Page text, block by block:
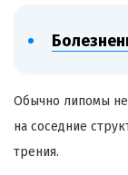
Обычно липомы
на соседние
трения.